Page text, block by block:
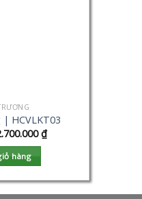
| HCVLKT03
₫
hàng